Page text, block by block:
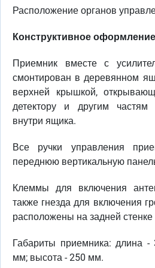
Расположение органов
Конструктивное
Приемник вместе с
смонтирован в деревянном
верхней крышкой,
детектору и другим
внутри ящика.
Все ручки управления
переднюю вертикальную
Клеммы для включения
также гнезда для включения
расположены на задней
Габариты приемника: длина
мм; высота - 250 мм.